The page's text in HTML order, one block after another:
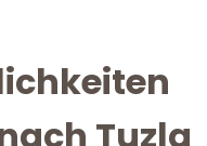
Tuzla